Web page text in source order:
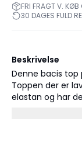
FRI FRAGT V. KØB
30 DAGES FULD
Beskrivelse
Denne bacis top
Toppen der er
elastan og har
Kombiner den
med en